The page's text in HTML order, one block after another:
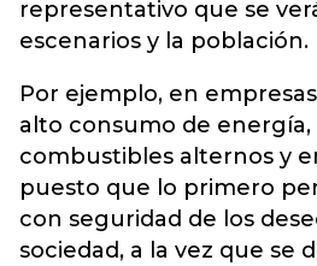
representativo que se
escenarios y la población.
Por ejemplo, en
alto consumo de energía,
combustibles alternos y
puesto que lo primero
con seguridad de los
sociedad, a la vez que se